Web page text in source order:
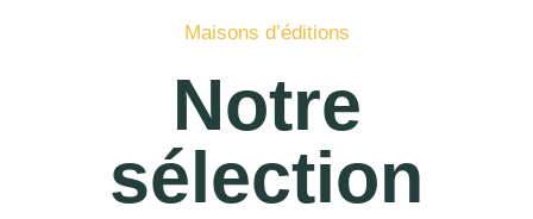
Maisons d’éditions
Notre
sélection